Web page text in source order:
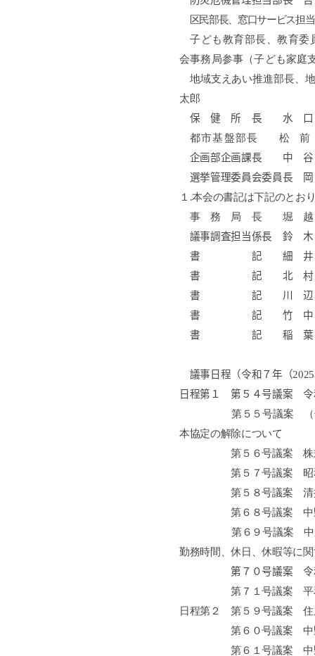
区民部長、窓口サービス担
子ども教育部長、教育委
会事務局参事（子ども家庭
地域支えあい推進部長
太郎
保 健 所 長
都市基盤部長
松 前
企画部企画課長
選挙管理委員会委員長
１ .本会の書記は下記のとお
事 務 局 長 堀
議事調査担
書 記 細
書 記 北 村
書 記 川
書 記 竹
書 記 稲
議事日程（令和７年（2025
日程第１
第５４号議案 令
第５５号議案 （
本協定の解除について
第５６号議案 株式会社
第５７号議案 昭和区
第５８号議案 清掃車
第６８号議案 中野区職
第６９号議案 中野区職
勤務時間、休日、休暇等に
第７０号議案 令
第７１号議案 平
日程第２ 第５９号議案 住
第６０号議案 中野区
第６１号議案 中野区後